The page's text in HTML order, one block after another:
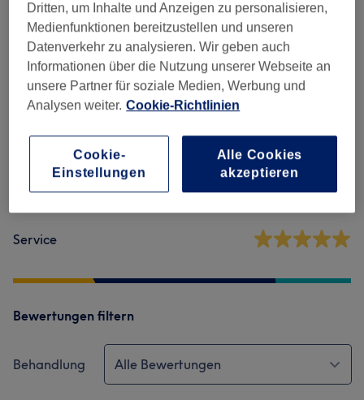
Salonbewertungen
4,8
Service
Bewertungen filtern
Behandlung Alle Bewertungen
Dritten, um Inhalte und Anzeigen zu personalisieren,
Medienfunktionen bereitzustellen und unseren
Datenverkehr zu analysieren. Wir geben auch
Informationen über die Nutzung unserer Webseite an
unsere Partner für soziale Medien, Werbung und
Analysen weiter. Cookie-Richtlinien
Cookie-
Einstellungen
Alle Cookies
akzeptieren